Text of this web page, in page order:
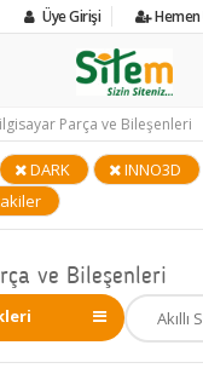
Üye Girişi Hemen
Parça ve Bileşenleri
DARK
INNO3D
ve Bileşenleri